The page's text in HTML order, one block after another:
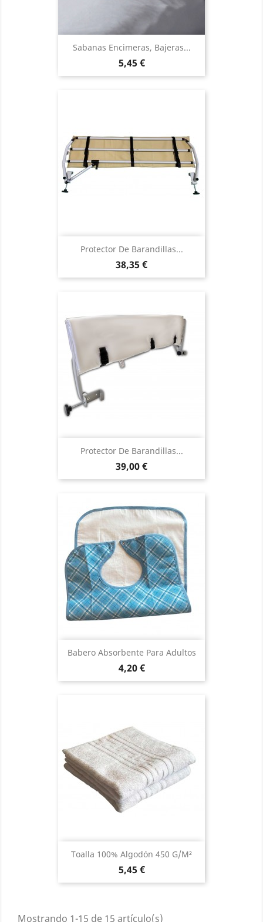
Sabanas Encimeras, Bajeras...
Precio
5,45 €
Protector De Barandillas...
Precio
38,35 €
Protector De Barandillas...
Precio
39,00 €
Babero Absorbente Para Adultos
Precio
4,20 €
Toalla 100% Algodón 450 G/m²
Precio
5,45 €
Mostrando 1-15 de 15 artículo(s)